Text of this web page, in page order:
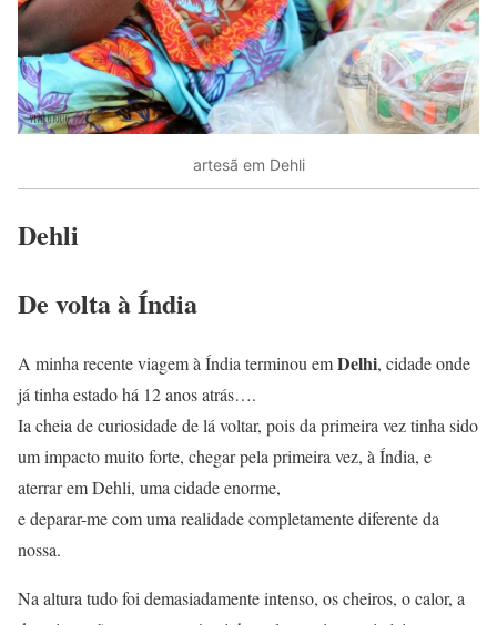
artesã em Dehli
Dehli
De volta à Índia
A minha recente viagem à Índia terminou emDelhi, cidade onde
já tinha estado há 12 anos atrás….
Ia cheia de curiosidade de lá voltar, pois da primeira vez tinha sido
um impacto muito forte, chegar pela primeira vez, à Índia, e
aterrar em Dehli, uma cidade enorme,
e deparar-me com uma realidade completamente diferente da
nossa.
Na altura tudo foi demasiadamente intenso, os cheiros, o calor, a